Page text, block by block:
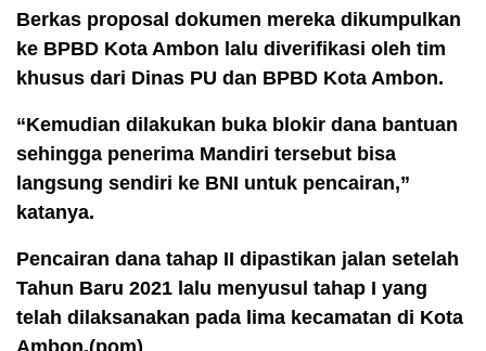
Berkas proposal dokumen mereka dikumpulkan
ke BPBD Kota Ambon lalu diverifikasi oleh tim
khusus dari Dinas PU dan BPBD Kota Ambon.
“Kemudian dilakukan buka blokir dana bantuan
sehingga penerima Mandiri tersebut bisa
langsung sendiri ke BNI untuk pencairan,”
katanya.
Pencairan dana tahap II dipastikan jalan setelah
Tahun Baru 2021 lalu menyusul tahap I yang
telah dilaksanakan pada lima kecamatan di Kota